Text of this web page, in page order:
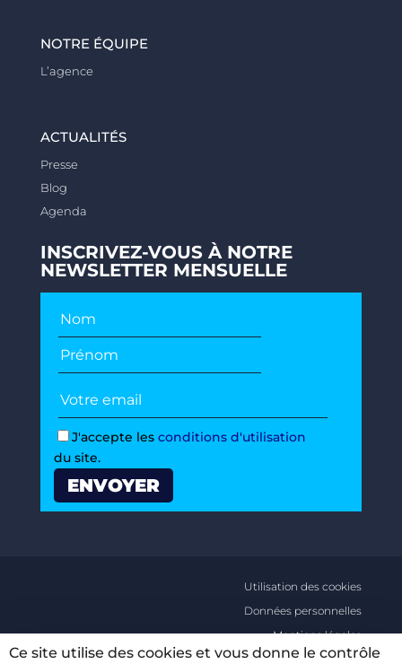
NOTRE ÉQUIPE
L’agence
ACTUALITÉS
Presse
Blog
Agenda
INSCRIVEZ-VOUS À NOTRE
NEWSLETTER MENSUELLE
J'accepte les conditions d'utilisation
du site.
Utilisation des cookies
Données personnelles
Mentions légales
Conditions générales d’utilisations
Ce site utilise des cookies et vous donne le contrôle